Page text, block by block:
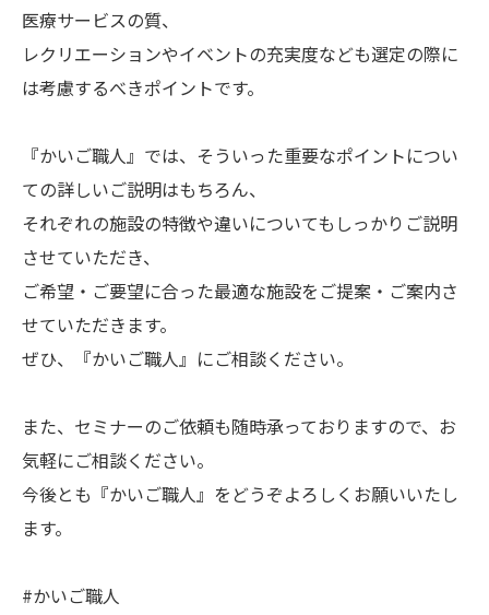
医療サービスの質、
レクリエーションやイベントの充実度なども選定の際に
は考慮するべきポイントです。
『かいご職人』では、そういった重要なポイントについ
ての詳しいご説明はもちろん、
それぞれの施設の特徴や違いについてもしっかりご説明
させていただき、
ご希望・ご要望に合った最適な施設をご提案・ご案内さ
せていただきます。
ぜひ、『かいご職人』にご相談ください。
また、セミナーのご依頼も随時承っておりますので、お
気軽にご相談ください。
今後とも『かいご職人』をどうぞよろしくお願いいたし
ます。
#かいご職人